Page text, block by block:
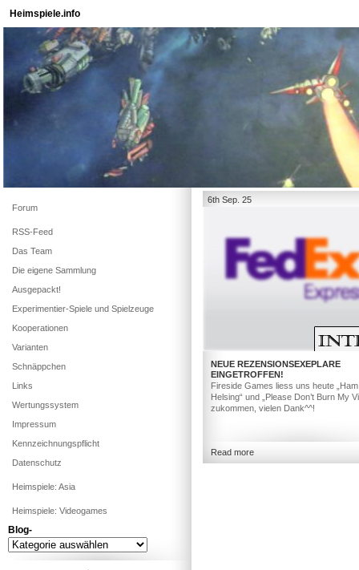
Heimspiele.info
6th Sep. 25
NEUE REZENSIONSEXEPLARE
EINGETROFFEN!
Fireside Games liess uns heute „Ham
Helsing“ und „Please Don’t Burn My
zukommen, vielen Dank^^!
Read more
Forum
RSS-Feed
Das Team
Die eigene Sammlung
Ausgepackt!
Experimentier-Spiele und Spielzeuge
Kooperationen
Varianten
Schnäppchen
Links
Wertungssystem
Impressum
Kennzeichnungspflicht
Datenschutz
Heimspiele: Asia
Heimspiele: Videogames
Blog-
Blog-